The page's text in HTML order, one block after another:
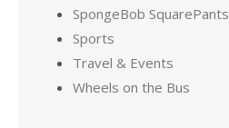
SpongeBob SquarePants
Sports
Travel & Events
Wheels on the Bus